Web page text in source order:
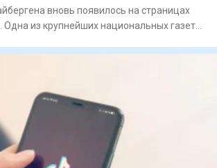
вновь появилось на страницах
Одна из крупнейших национальных газет